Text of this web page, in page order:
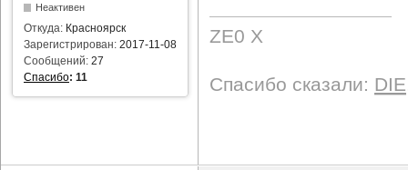
Неактивен
Откуда: Красноярск
Зарегистрирован: 2017-11-08
Сообщений: 27
Спасибо: 11
ZE0 X
Спасибо сказали: DIE